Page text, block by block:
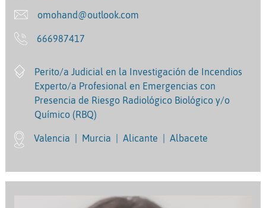
omohand@outlook.com
666987417
Perito/a Judicial en la Investigación de Incendios
Experto/a Profesional en Emergencias con
Presencia de Riesgo Radiológico Biológico y/o
Químico (RBQ)
Valencia Murcia Alicante Albacete